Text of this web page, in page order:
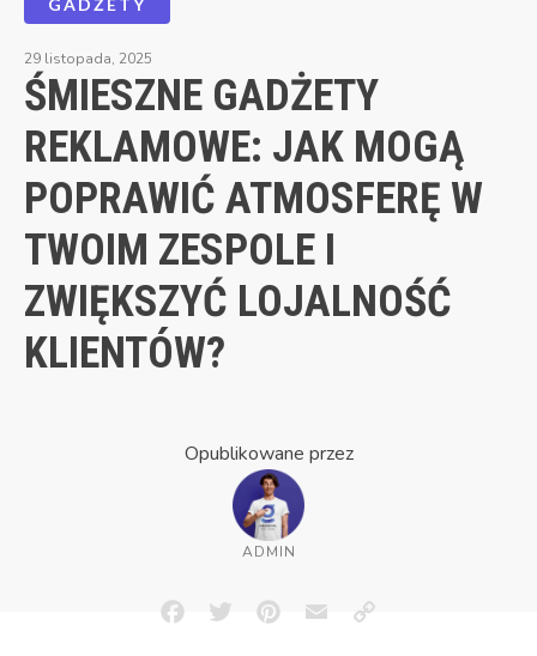
29 listopada, 2025
ŚMIESZNE GADŻETY
REKLAMOWE: JAK MOGĄ
POPRAWIĆ ATMOSFERĘ W
TWOIM ZESPOLE I
ZWIĘKSZYĆ LOJALNOŚĆ
KLIENTÓW?
Opublikowane przez
ADMIN
FacebookTwitterPinterestEmailCopy